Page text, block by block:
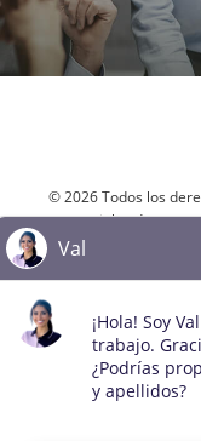
© 2026 Todos los
comerciales de
respectivos dueños.
discapacidad,
embarazo,
legalmente protegida.